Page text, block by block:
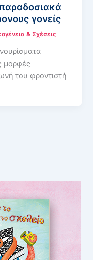
γονείς
& Σχέσεις
μορφές
του φροντιστή